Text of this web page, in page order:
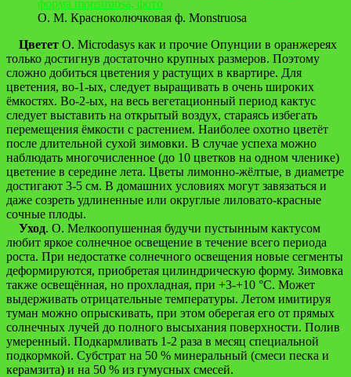
О. М. Красноколючковая ф. Monstruosa
Цветет O. Microdasys как и прочие Опунции в оранжереях
только достигнув достаточно крупных размеров. Поэтому
сложно добиться цветения у растущих в квартире. Для
цветения, во-1-ых, следует выращивать в очень широких
ёмкостях. Во-2-ых, на весь вегетационный период кактус
следует выставить на открытый воздух, стараясь избегать
перемещения ёмкости с растением. Наиболее охотно цветёт
после длительной сухой зимовки. В случае успеха можно
наблюдать многочисленное (до 10 цветков на одном членике)
цветение в середине лета. Цветы лимонно-жёлтые, в диаметре
достигают 3-5 см. В домашних условиях могут завязаться и
даже созреть удлиненные или округлые лиловато-красные
сочные плоды.
Уход. О. Мелкоопушенная будучи пустынным кактусом
любит яркое солнечное освещение в течение всего периода
роста. При недостатке солнечного освещения новые сегменты
деформируются, приобретая цилиндрическую форму. Зимовка
также освещённая, но прохладная, при +3-+10 °C. Может
выдерживать отрицательные температуры. Летом имитируя
туман можно опрыскивать, при этом оберегая его от прямых
солнечных лучей до полного высыхания поверхности. Полив
умеренный. Подкармливать 1-2 раза в месяц специальной
подкормкой. Субстрат на 50 % минеральный (смеси песка и
керамзита) и на 50 % из гумусных смесей.